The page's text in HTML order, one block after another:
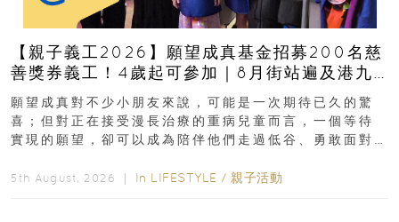
【親子義工2026】願望成真基金招募200名慈
善獎券義工！4歲起可參加｜8月街站遍及港九
新界
願望成真對不少小朋友來說，可能是一次期待已久的驚
喜；但對正在接受漫長治療的重病兒童而言，一個等待
實現的願望，卻可以成為陪伴他們走過低谷、勇敢面對
5th August, 2026 ｜ In LIFESTYLE / 親子活動